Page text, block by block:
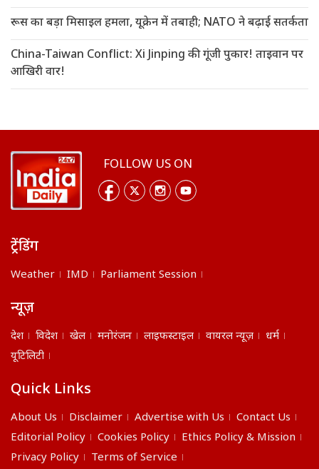
रूस का बड़ा मिसाइल हमला, यूक्रेन में तबाही; NATO ने बढ़ाई सतर्कता
China-Taiwan Conflict: Xi Jinping की गूंजी पुकार! ताइवान पर
आखिरी वार!
FOLLOW US ON
ट्रेंडिंग
Weather IMD Parliament Session
न्यूज़
देश विदेश खेल मनोरंजन लाइफस्टाइल वायरल न्यूज़
धर्म
यूटिलिटी
Quick Links
About Us Disclaimer Advertise with Us
Contact Us
Editorial Policy
Cookies Policy
Ethics Policy & Mission
Privacy Policy
Terms of Service